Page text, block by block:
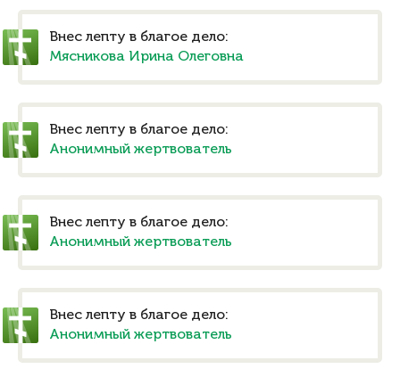
Внес лепту в благое дело:
Мясникова Ирина Олеговна
Внес лепту в благое дело:
Анонимный жертвователь
Внес лепту в благое дело:
Анонимный жертвователь
Внес лепту в благое дело:
Анонимный жертвователь